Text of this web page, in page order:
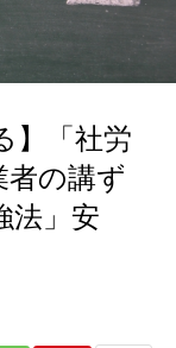
】「社労
の講ず
法」安